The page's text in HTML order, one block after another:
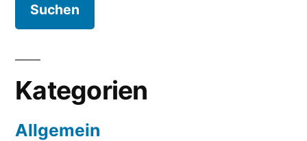
Kategorien
Allgemein